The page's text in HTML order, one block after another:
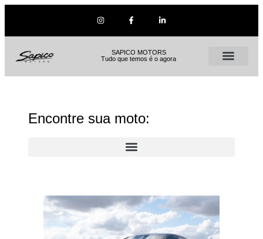
SAPICO MOTORS
Tudo que temos é o agora
Encontre sua moto: